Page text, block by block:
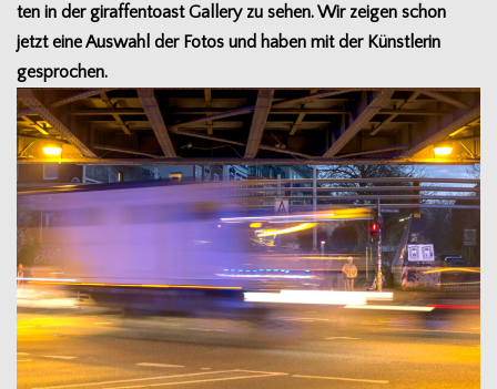
ten in der giraf­fen­toast Gal­lery zu sehen. Wir zei­gen schon
jetzt eine Aus­wahl der Fotos und haben mit der Künst­le­rin
gesprochen.